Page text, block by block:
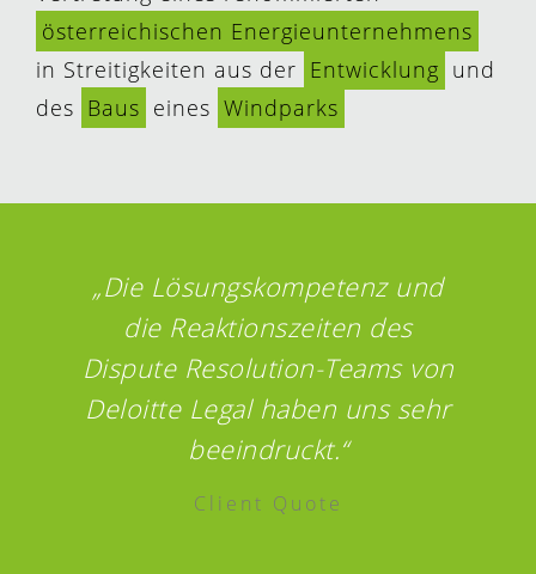
österreichischen Energieunternehmens
in Streitigkeiten aus der Entwicklung und
des Baus eines Windparks
„Die Lösungskompetenz und
die Reaktionszeiten des
Dispute Resolution-Teams von
Deloitte Legal haben uns sehr
beeindruckt.“
Client Quote